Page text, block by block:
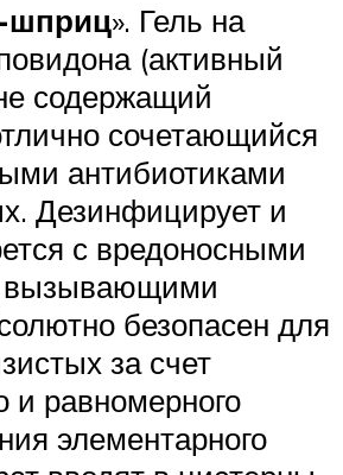
шприц». Гель на
(активный
содержащий
сочетающийся
антибиотиками
Дезинфицирует и
с вредоносными
вызывающими
безопасен для
за счет
и равномерного
элементарного